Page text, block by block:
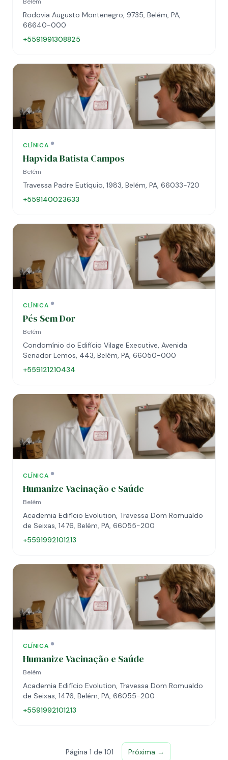
Rodovia Augusto Montenegro, 9735, Belém, PA,
66640-000
+5591991308825
CLÍNICA
Hapvida Batista Campos
Belém
Travessa Padre Eutíquio, 1983, Belém, PA, 66033-720
+559140023633
CLÍNICA
Pés Sem Dor
Belém
Condomínio do Edifício Vilage Executive, Avenida
Senador Lemos, 443, Belém, PA, 66050-000
+559121210434
CLÍNICA
Humanize Vacinação e Saúde
Belém
Academia Edifício Evolution, Travessa Dom Romualdo
de Seixas, 1476, Belém, PA, 66055-200
+5591992101213
CLÍNICA
Humanize Vacinação e Saúde
Belém
Academia Edifício Evolution, Travessa Dom Romualdo
de Seixas, 1476, Belém, PA, 66055-200
+5591992101213
Página 1 de 101 Próxima →